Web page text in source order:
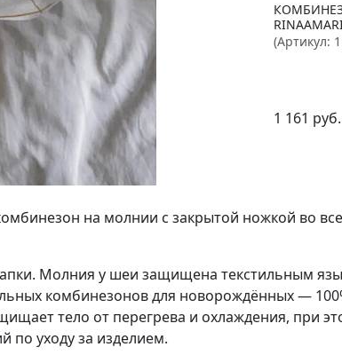
(Артикул:
1 161 руб.
на молнии с закрытой ножкой во
Молния у шеи защищена текстильным
комбинезонов для новорождённых —
тело от перегрева и охлаждения, при
по уходу за изделием.